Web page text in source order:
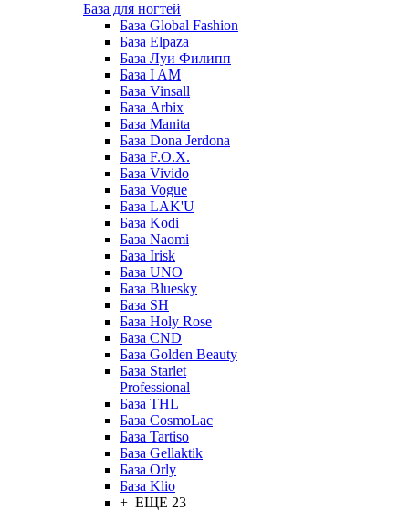
База для ногтей
База Global Fashion
База Elpaza
База Луи Филипп
База I AM
База Vinsall
База Arbix
База Manita
База Dona Jerdona
База F.O.X.
База Vivido
База Vogue
База LAK'U
База Kodi
База Naomi
База Irisk
База UNO
База Bluesky
База SH
База Holy Rose
База CND
База Golden Beauty
База Starlet
Professional
База THL
База CosmoLac
База Tartiso
База Gellaktik
База Orly
База Klio
+ ЕЩЕ 23